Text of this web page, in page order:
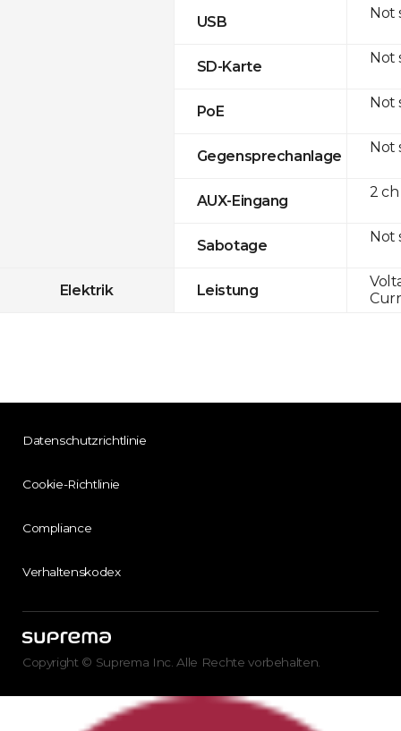
USB
SD-Karte
PoE
Gegensprechanlage
AUX-Eingang
Sabotage
Elektrik Leistung
Not
Not
Not
Not
2
Not
Datenschutzrichtlinie
Cookie-Richtlinie
Compliance
Verhaltenskodex
Copyright © Suprema Inc. Alle Rechte vorbehalten.